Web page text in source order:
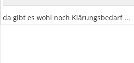
da gibt es wohl noch Klärungsbedarf ...